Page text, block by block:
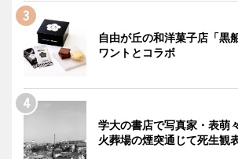
自由が丘の和洋菓子店「黒
ワントとコラボ
学大の書店で写真家・表萌
火葬場の煙突通じて死生観